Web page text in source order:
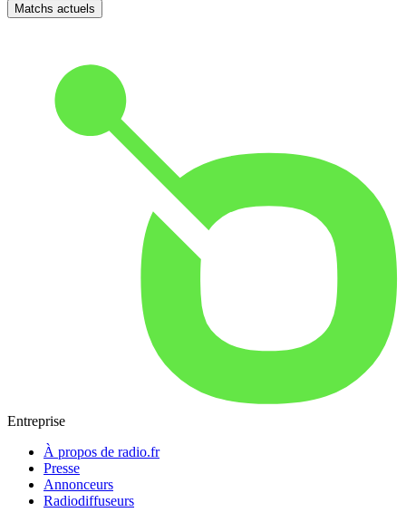
Matchs actuels
Entreprise
À propos de radio.fr
Presse
Annonceurs
Radiodiffuseurs